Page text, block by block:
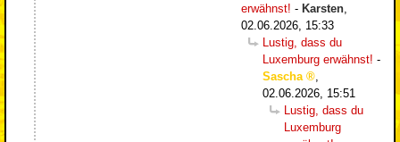
erwähnst! - Karsten,
02.06.2026, 15:33
Lustig, dass du
Luxemburg erwähnst! -
Sascha
,
02.06.2026, 15:51
Lustig, dass du
Luxemburg